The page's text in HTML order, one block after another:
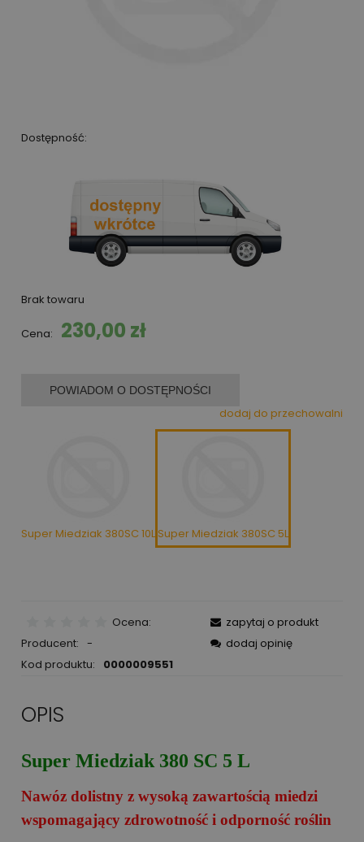
Dostępność:
Brak towaru
Cena: 230,00 zł
Super Miedziak 380SC 10L Super Miedziak 380SC 5L
POWIADOM O DOSTĘPNOŚCI
dodaj do przechowalni
Ocena:
Producent: -
Kod produktu:
0000009551
zapytaj o produkt
dodaj opinię
OPIS
Super Miedziak 380 SC 5 L
Nawóz dolistny z wysoką zawartością miedzi
wspomagający zdrowotność i odporność roślin